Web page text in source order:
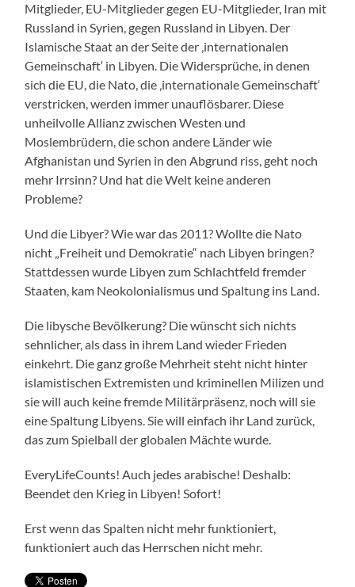
Mitglieder, EU-Mitglieder gegen EU-Mitglieder, Iran mit
Russland in Syrien, gegen Russland in Libyen. Der
Islamische Staat an der Seite der ‚internationalen
Gemeinschaft‘ in Libyen. Die Widersprüche, in denen
sich die EU, die Nato, die ‚internationale Gemeinschaft‘
verstricken, werden immer unauflösbarer. Diese
unheilvolle Allianz zwischen Westen und
Moslembrüdern, die schon andere Länder wie
Afghanistan und Syrien in den Abgrund riss, geht noch
mehr Irrsinn? Und hat die Welt keine anderen
Probleme?
Und die Libyer? Wie war das 2011? Wollte die Nato
nicht „Freiheit und Demokratie“ nach Libyen bringen?
Stattdessen wurde Libyen zum Schlachtfeld fremder
Staaten, kam Neokolonialismus und Spaltung ins Land.
Die libysche Bevölkerung? Die wünscht sich nichts
sehnlicher, als dass in ihrem Land wieder Frieden
einkehrt. Die ganz große Mehrheit steht nicht hinter
islamistischen Extremisten und kriminellen Milizen und
sie will auch keine fremde Militärpräsenz, noch will sie
eine Spaltung Libyens. Sie will einfach ihr Land zurück,
das zum Spielball der globalen Mächte wurde.
EveryLifeCounts! Auch jedes arabische! Deshalb:
Beendet den Krieg in Libyen! Sofort!
Erst wenn das Spalten nicht mehr funktioniert,
funktioniert auch das Herrschen nicht mehr.